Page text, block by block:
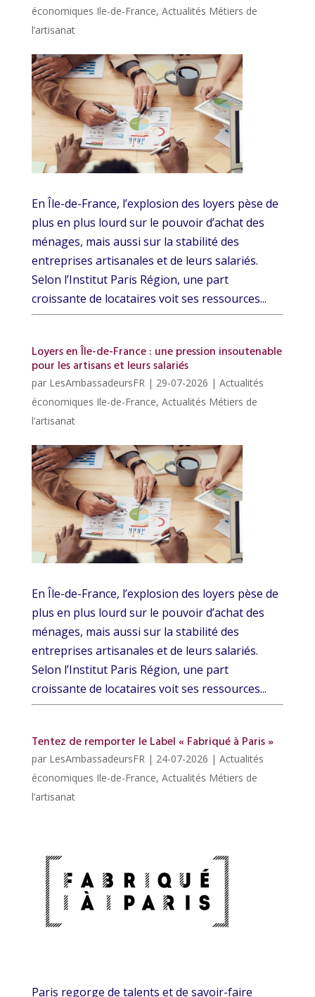
économiques Ile-de-France, Actualités Métiers de
l’artisanat
En Île-de-France, l’explosion des loyers pèse de
plus en plus lourd sur le pouvoir d’achat des
ménages, mais aussi sur la stabilité des
entreprises artisanales et de leurs salariés.
Selon l’Institut Paris Région, une part
croissante de locataires voit ses ressources...
Loyers en Île-de-France : une pression insoutenable
pour les artisans et leurs salariés
par LesAmbassadeursFR | 29-07-2026 | Actualités
économiques Ile-de-France, Actualités Métiers de
l’artisanat
En Île-de-France, l’explosion des loyers pèse de
plus en plus lourd sur le pouvoir d’achat des
ménages, mais aussi sur la stabilité des
entreprises artisanales et de leurs salariés.
Selon l’Institut Paris Région, une part
croissante de locataires voit ses ressources...
Tentez de remporter le Label « Fabriqué à Paris »
par LesAmbassadeursFR| 24-07-2026 | Actualités
économiques Ile-de-France, Actualités Métiers de
l’artisanat
Paris regorge de talents et de savoir-faire